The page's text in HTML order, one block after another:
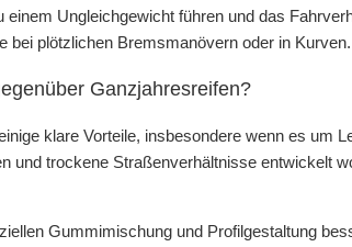
Ungleichgewicht führen und das
bei plötzlichen Bremsmanövern oder in Kurven.
Ganzjahresreifen?
klare Vorteile, insbesondere wenn es um
und trockene Straßenverhältnisse entwickelt
Gummimischung und Profilgestaltung